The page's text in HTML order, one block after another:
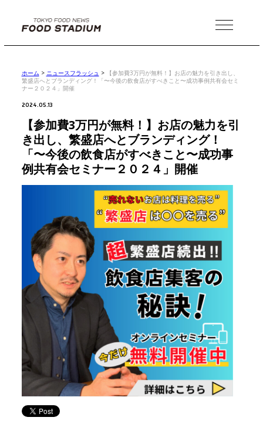
MENU
ホーム > ニュースフラッシュ >
【参加費3万円が無料！】お店の魅力を引き出し、
繁盛店へとブランディング！「〜今後の飲食店がすべきこと〜成功事例共有会セミ
ナー２０２４」開催
2024.05.13
【参加費3万円が無料！】お店の魅力を引
き出し、繁盛店へとブランディング！
「〜今後の飲食店がすべきこと〜成功事
例共有会セミナー２０２４」開催